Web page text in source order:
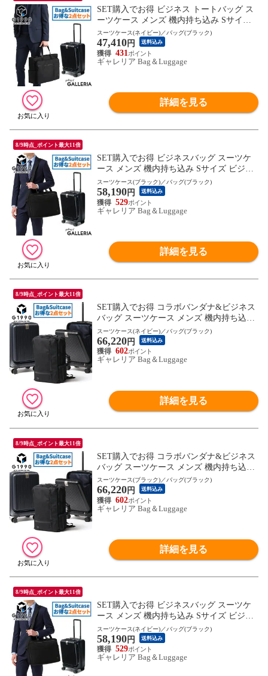
SET購入でお得 ビジネス トートバッグ ス
ーツケース メンズ 機内持ち込み Sサイズ
ビジネスバッグ トート G1990 COMMUTE
コミュート BUSINESS TOTE BAG JOURN
EY ジャーニー 32L 40代 50代 ブランド
スーツケース(ネイビー)／バッグ(ブラック)
47,410円 送料込み
431
ギャレリア Bag＆Luggage
詳細を見る
8/9時点_ポイント最大11倍
SET購入でお得 ビジネスバッグ スーツケ
ース メンズ 機内持ち込み Sサイズ ビジネ
ス G1990 COMMUTE コミュート 2WAY BR
IEFCASE JOURNEY ジャーニー 32L ノー
トPC ショルダー
スーツケース(ブラック)／バッグ(ブラック)
58,190円 送料込み
529
ギャレリア Bag＆Luggage
詳細を見る
8/9時点_ポイント最大11倍
SET購入でお得 コラボバンダナ&ビジネス
バッグ スーツケース メンズ 機内持ち込み
Sサイズ ビジネス G1990 COMMUTE 3WAY
BRIEFCASE JOURNEY 32L ビジネスリュ
ック ノートPC ショルダー 大容量 50代 40
代 ブランド
スーツケース(ネイビー)／バッグ(ブラック)
66,220円 送料込み
602
ギャレリア Bag＆Luggage
詳細を見る
8/9時点_ポイント最大11倍
SET購入でお得 コラボバンダナ&ビジネス
バッグ スーツケース メンズ 機内持ち込み
Sサイズ ビジネス G1990 COMMUTE 3WAY
BRIEFCASE JOURNEY 32L ビジネスリュ
ック ノートPC ショルダー 大容量 50代 40
代 ブランド
スーツケース(ブラック)／バッグ(ブラック)
66,220円 送料込み
602
ギャレリア Bag＆Luggage
詳細を見る
8/9時点_ポイント最大11倍
SET購入でお得 ビジネスバッグ スーツケ
ース メンズ 機内持ち込み Sサイズ ビジネ
ス G1990 COMMUTE コミュート 2WAY BR
IEFCASE JOURNEY ジャーニー 32L ノー
トPC ショルダー
スーツケース(ネイビー)／バッグ(ブラック)
58,190円 送料込み
529
ギャレリア Bag＆Luggage